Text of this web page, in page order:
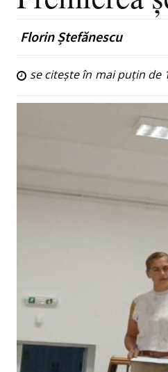
Florin Ștefănescu
se citește în mai puțin de